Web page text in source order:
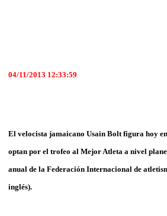
04/11/2013 12:33:59
El velocista jamaicano Usain Bolt figura hoy
optan por el trofeo al Mejor Atleta a nivel
anual de la Federación Internacional de
inglés).